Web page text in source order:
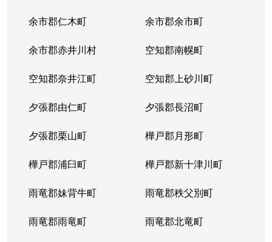
余市郡仁木町 余市郡余市町
余市郡赤井川村 空知郡南幌町
空知郡奈井江町 空知郡上砂川町
夕張郡由仁町 夕張郡長沼町
夕張郡栗山町 樺戸郡月形町
樺戸郡浦臼町 樺戸郡新十津川町
雨竜郡妹背牛町 雨竜郡秩父別町
雨竜郡雨竜町 雨竜郡北竜町